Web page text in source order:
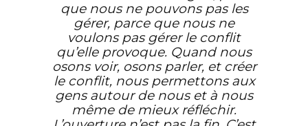
que nous ne pouvons pas les
gérer, parce que nous ne
voulons pas gérer le conflit
qu’elle provoque. Quand nous
osons voir, osons parler, et créer
le conflit, nous permettons aux
gens autour de nous et à nous
même de mieux réfléchir.